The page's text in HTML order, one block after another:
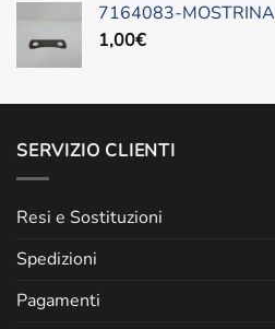
7164083-MOSTRINA
1,00€
SERVIZIO CLIENTI
Resi e Sostituzioni
Spedizioni
Pagamenti